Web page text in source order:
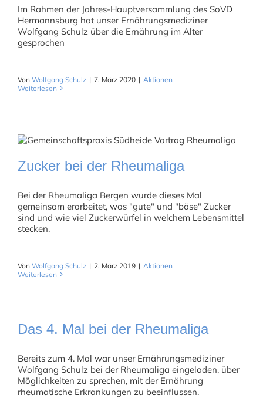
Im Rahmen der Jahres-Hauptversammlung des SoVD
Hermannsburg hat unser Ernährungsmediziner
Wolfgang Schulz über die Ernährung im Alter
gesprochen
Von Wolfgang Schulz | 7. März 2020 | Aktionen
Weiterlesen
Zucker bei der Rheumaliga
Bei der Rheumaliga Bergen wurde dieses Mal
gemeinsam erarbeitet, was "gute" und "böse" Zucker
sind und wie viel Zuckerwürfel in welchem Lebensmittel
stecken.
Von Wolfgang Schulz | 2. März 2019 | Aktionen
Weiterlesen
Das 4. Mal bei der Rheumaliga
Bereits zum 4. Mal war unser Ernährungsmediziner
Wolfgang Schulz bei der Rheumaliga eingeladen, über
Möglichkeiten zu sprechen, mit der Ernährung
rheumatische Erkrankungen zu beeinflussen.